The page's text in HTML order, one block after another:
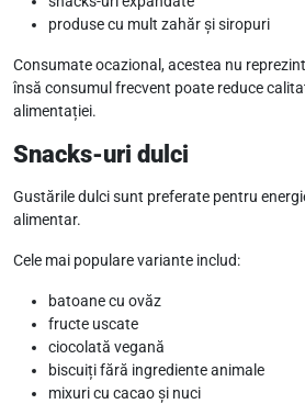
produse cu mult zahăr și siropuri
Consumate ocazional, acestea nu
însă consumul frecvent poate reduce
alimentației.
Snacks-uri dulci
Gustările dulci sunt preferate pentru
alimentar.
Cele mai populare variante includ:
batoane cu ovăz
fructe uscate
ciocolată vegană
biscuiți fără ingrediente animale
mixuri cu cacao și nuci